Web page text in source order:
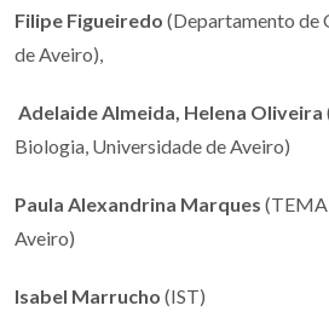
Filipe Figueiredo (Departamento de
de Aveiro),
Adelaide Almeida, Helena Oliveira
Biologia, Universidade de Aveiro)
Paula Alexandrina Marques
Aveiro)
Isabel Marrucho (IST)